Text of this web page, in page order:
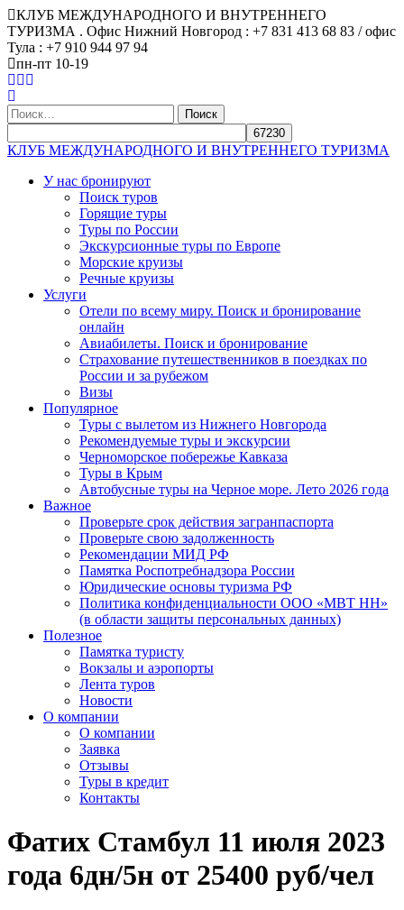
КЛУБ МЕЖДУНАРОДНОГО И ВНУТРЕННЕГО
ТУРИЗМА . Офис Нижний Новгород : +7 831 413 68 83 / офис
Тула : +7 910 944 97 94
пн-пт 10-19
Найти:
КЛУБ МЕЖДУНАРОДНОГО И ВНУТРЕННЕГО ТУРИЗМА
У нас бронируют
Поиск туров
Горящие туры
Туры по России
Экскурсионные туры по Европе
Морские круизы
Речные круизы
Услуги
Отели по всему миру. Поиск и бронирование
онлайн
Авиабилеты. Поиск и бронирование
Страхование путешественников в поездках по
России и за рубежом
Визы
Популярное
Туры с вылетом из Нижнего Новгорода
Рекомендуемые туры и экскурсии
Черноморское побережье Кавказа
Туры в Крым
Автобусные туры на Черное море. Лето 2026 года
Важное
Проверьте срок действия загранпаспорта
Проверьте свою задолженность
Рекомендации МИД РФ
Памятка Роспотребнадзора России
Юридические основы туризма РФ
Политика конфиденциальности ООО «МВТ НН»
(в области защиты персональных данных)
Полезное
Памятка туристу
Вокзалы и аэропорты
Лента туров
Новости
О компании
О компании
Заявка
Отзывы
Туры в кредит
Контакты
Фатих Стамбул 11 июля 2023
года 6дн/5н от 25400 руб/чел